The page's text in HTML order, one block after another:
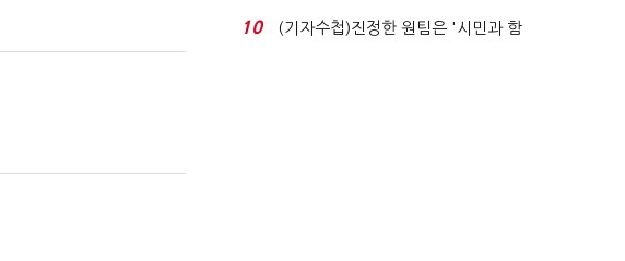
'송영길'…정청래 '한 ...
10
(기자수첩)진정한 원팀은 '시민과 함